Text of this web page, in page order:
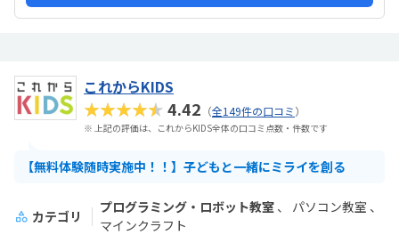
これからKIDS
★★★★★4.42 （全149件の口コミ）
※ 上記の評価は、これからKIDS全体の口コミ点数・件数です
【無料体験随時実施中！！】子どもと一緒にミライを創る
カテゴリ
プログラミング・ロボット教室
パソコン教室
マインクラフト